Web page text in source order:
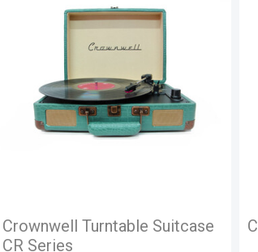
Crownwell Pikap Casablanca